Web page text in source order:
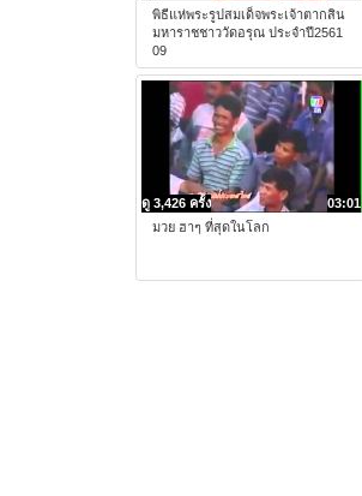
พิธีแห่พระรูปสมเด็จพระเจ้าตากสิน
มหาราชชาววัดอรุณ ประจำปี2561
09
03:01
ดู 3,426 ครั้ง
มวย ฮาๆ ที่สุดในโลก